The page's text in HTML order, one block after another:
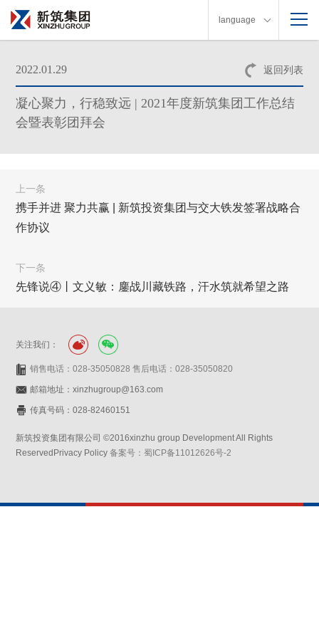
language
返回列表
2022.01.29
凝心聚力，行稳致远 | 2021年度新筑集团工作总结
会暨表彰团拜会
上一条
携手并进 聚力共赢 | 新筑投资集团与交大铁发签署战略合
作协议
下一条
先锋说④丨文义敏：鏖战川藏铁路，汗水筑就希望之路
关注我们：
销售电话：028-35050828 售后电话：028-35050820
邮箱地址：xinzhugroup@163.com
传真号码：028-82460151
新筑投资集团有限公司 ©2016xinzhu group Development All Rights
ReservedPrivacy Policy备案号：蜀ICP备11012626号-2